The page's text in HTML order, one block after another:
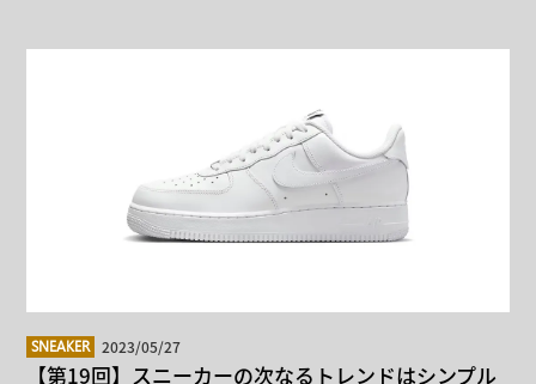
SNEAKER 2023/05/27
【第19回】スニーカーの次なるトレンドはシンプル